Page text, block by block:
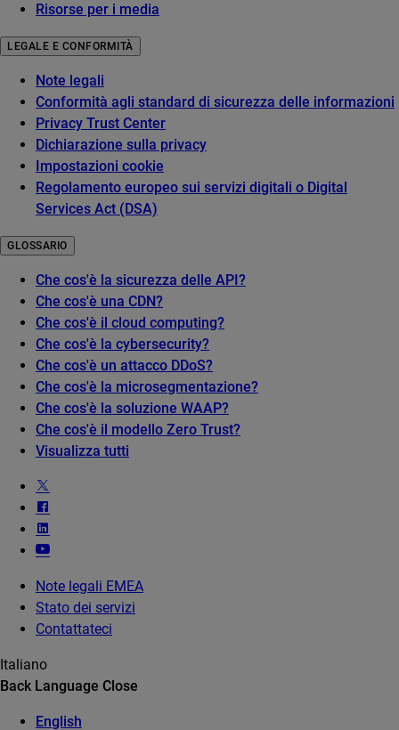
Risorse per i media
LEGALE E CONFORMITÀ
Note legali
Conformità agli standard di sicurezza delle informazioni
Privacy Trust Center
Dichiarazione sulla privacy
Impostazioni cookie
Regolamento europeo sui servizi digitali o Digital
Services Act (DSA)
GLOSSARIO
Che cos'è la sicurezza delle API?
Che cos'è una CDN?
Che cos'è il cloud computing?
Che cos'è la cybersecurity?
Che cos'è un attacco DDoS?
Che cos'è la microsegmentazione?
Che cos'è la soluzione WAAP?
Che cos'è il modello Zero Trust?
Visualizza tutti
Note legali EMEA
Stato dei servizi
Contattateci
Italiano
Back Language Close
English